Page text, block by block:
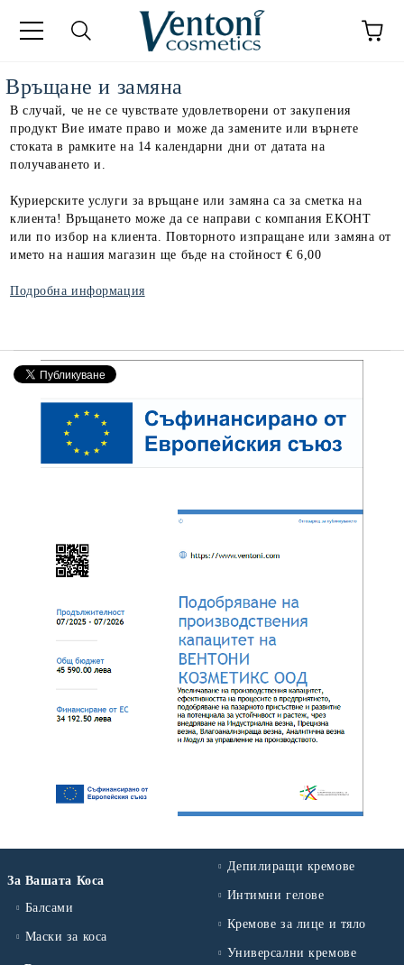
Връщане и замяна
В случай, че не се чувствате удовлетворени от закупения
продукт Вие имате право и може да замените или върнете
стоката в рамките на 14 календарни дни от датата на
получаването и.
Куриерските услуги за връщане или замяна са за сметка на
клиента! Връщането може да се направи с компания ЕКОНТ
или по избор на клиента. Повторното изпращане или замяна от
името на нашия магазин ще бъде на стойност € 6,00
Подробнa информация
За Вашата Коса
Балсами
Маски за коса
Депилиращи кремове
Интимни гелове
Кремове за лице и тяло
Универсални кремове